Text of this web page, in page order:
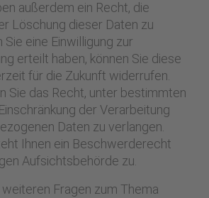
außerdem ein Recht, die
Löschung dieser Daten zu
Sie eine Einwilligung zur
erteilt haben, können Sie diese
für die Zukunft widerrufen.
Sie das Recht, unter bestimmten
der Verarbeitung
Daten zu verlangen.
Ihnen ein Beschwerderecht
Aufsichtsbehörde zu.
Fragen zum Thema